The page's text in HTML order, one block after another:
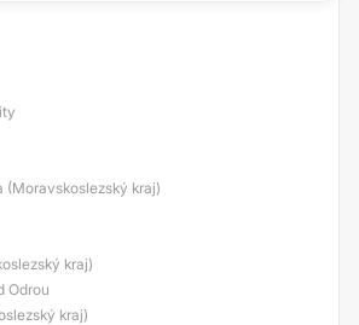
(Moravskoslezský kraj)
kraj)
Odrou
kraj)